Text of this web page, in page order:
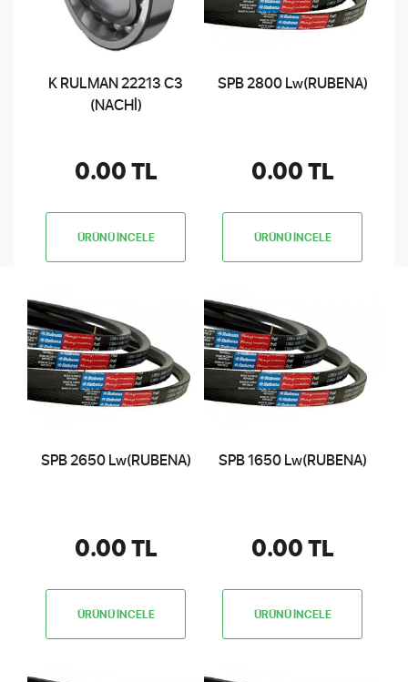
K RULMAN 22213 C3
(NACHİ)
0.00 TL
ÜRÜNÜ İNCELE
SPB 2800 Lw(RUBENA)
0.00 TL
ÜRÜNÜ İNCELE
SPB 2650 Lw(RUBENA)
0.00 TL
ÜRÜNÜ İNCELE
SPB 1650 Lw(RUBENA)
0.00 TL
ÜRÜNÜ İNCELE